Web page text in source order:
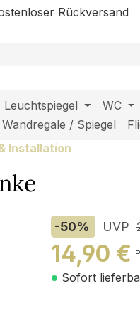
Rückversand
Leuchtspiegel WC
Wandregale / Spiegel
Installation
-50% UVP
14,90 €
Sofort